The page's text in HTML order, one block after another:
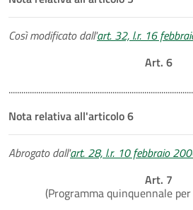
Così modificato dall'art. 32, l.r. 16
Art. 6
Nota relativa all'articolo 6
Abrogato dall'art. 28, l.r. 10 febbraio
Art. 7
(Programma quinquennale